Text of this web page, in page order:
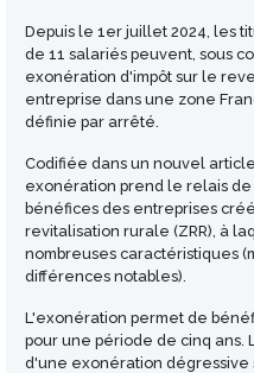
Depuis le 1er juillet 2024, les
de 11 salariés peuvent, sous
exonération d'impôt sur le
entreprise dans une zone
définie par arrêté.
Codifiée dans un nouvel
exonération prend le relais de
bénéfices des entreprises
revitalisation rurale (ZRR), à
nombreuses caractéristiques
différences notables).
L'exonération permet de
pour une période de cinq ans.
d'une exonération